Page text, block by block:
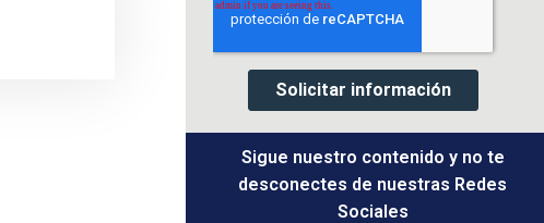
Sigue nuestro contenido y no te
desconectes de nuestras Redes
Sociales